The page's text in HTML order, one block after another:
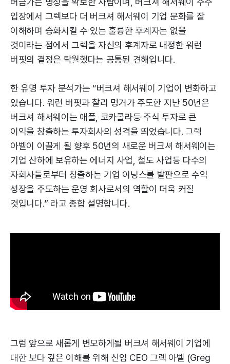
입장에서 그렉보다 더 버크셔 해서웨이 기업 문화를 잘
이해하며 승화시킬 수 있는 훌륭한 후계자는 없을
것이라는 점에서 그렉을 자신의 후계자로 내정한 워런
버핏의 결정은 탁월했다는 공통된 견해입니다.
한 유명 투자 분석가는 “버크셔 해서웨이 기업이 변화하고
있습니다. 워런 버핏과 찰리 멍거가 주도한 지난 50년은
버크셔 해서웨이는 애플, 코카콜라등 주식 투자로 큰
이익을 창출하는 투자회사의 성격을 띄었습니다. 그렉
아벨이 이끌게 될 향후 50년의 새로운 버크셔 해서웨이는
기업 산하에 보유하는 에너지 사업, 철도 사업등 다수의
자회사들로부터 창출하는 기업 어닝스를 발판으로 수익
성장을 주도하는 운영 회사로서의 역할이 더욱 커질
것입니다.” 라고 종합 설명합니다.
그럼 앞으로 새롭게 변모하게될 버크셔 해서웨이 기업에
대한 보다 깊은 이해를 위해 신임 CEO 그렉 아벨 (Greg